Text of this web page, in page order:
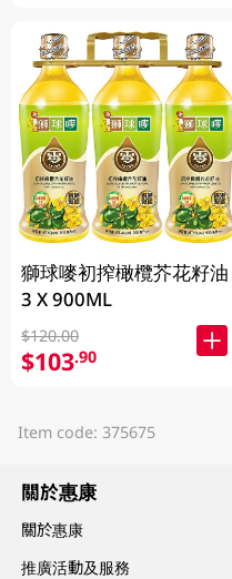
獅球嘜初搾橄欖芥花籽油
3 X 900ML
$120.00
$103.90
Item code: 375675
關於惠康
關於惠康
推廣活動及服務